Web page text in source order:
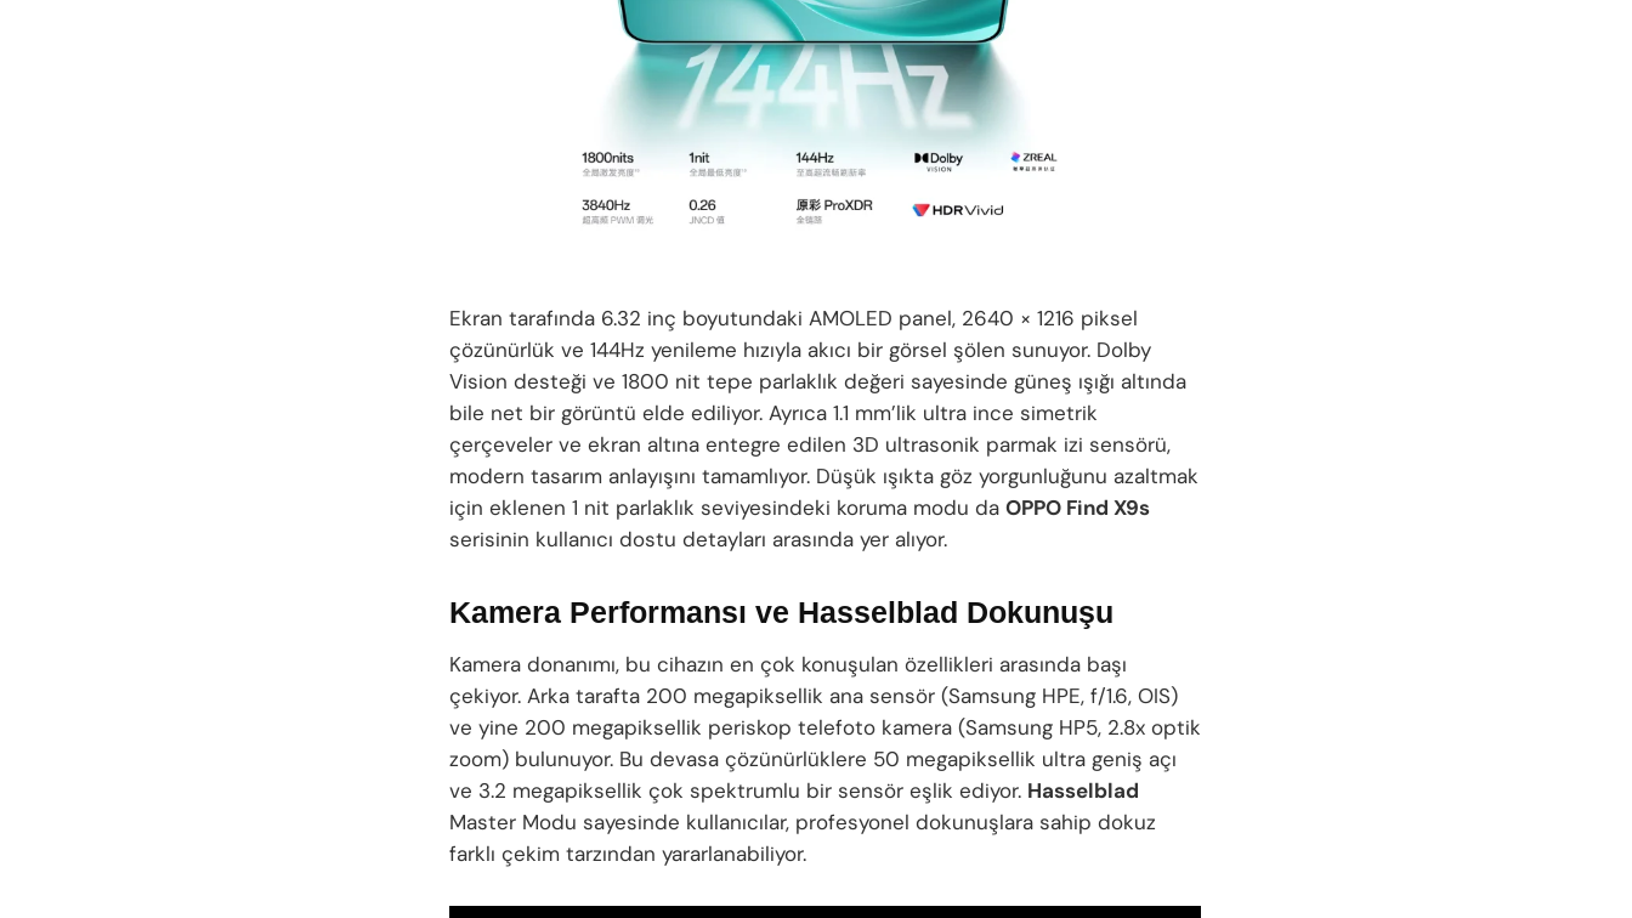
Ekran tarafında 6.32 inç boyutundaki AMOLED panel, 2640 × 1216 piksel
çözünürlük ve 144Hz yenileme hızıyla akıcı bir görsel şölen sunuyor. Dolby
Vision desteği ve 1800 nit tepe parlaklık değeri sayesinde güneş ışığı altında
bile net bir görüntü elde ediliyor. Ayrıca 1.1 mm’lik ultra ince simetrik
çerçeveler ve ekran altına entegre edilen 3D ultrasonik parmak izi sensörü,
modern tasarım anlayışını tamamlıyor. Düşük ışıkta göz yorgunluğunu azaltmak
için eklenen 1 nit parlaklık seviyesindeki koruma modu da OPPO Find X9s
serisinin kullanıcı dostu detayları arasında yer alıyor.
Kamera Performansı ve Hasselblad Dokunuşu
Kamera donanımı, bu cihazın en çok konuşulan özellikleri arasında başı
çekiyor. Arka tarafta 200 megapiksellik ana sensör (Samsung HPE, f/1.6, OIS)
ve yine 200 megapiksellik periskop telefoto kamera (Samsung HP5, 2.8x optik
zoom) bulunuyor. Bu devasa çözünürlüklere 50 megapiksellik ultra geniş açı
ve 3.2 megapiksellik çok spektrumlu bir sensör eşlik ediyor. Hasselblad
Master Modu sayesinde kullanıcılar, profesyonel dokunuşlara sahip dokuz
farklı çekim tarzından yararlanabiliyor.